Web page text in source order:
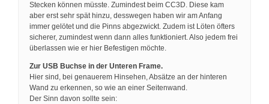
Stecken können müsste. Zumindest beim CC3D. Diese kam
aber erst sehr spät hinzu, desswegen haben wir am Anfang
immer gelötet und die Pinns abgezwickt. Zudem ist Löten öfters
sicherer, zumindest wenn dann alles funktioniert. Also jedem frei
überlassen wie er hier Befestigen möchte.
Zur USB Buchse in der Unteren Frame.
Hier sind, bei genauerem Hinsehen, Absätze an der hinteren
Wand zu erkennen, so wie an einer Seitenwand.
Der Sinn davon sollte sein: